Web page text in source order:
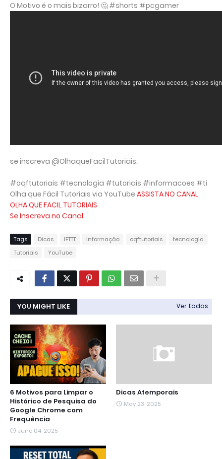
O Motivo é o mais bizarro! 🤔 #shorts #pcgamer
se inscreva @OlhaqueFacilTutoriais.
#oqftutoriais #tecnologia #tutoriais #informacoes #ti
Olha que Fácil Tutoriais via YouTube ASSISTA NO CANAL
OLHA QUE FACIL TUTORIAIS
Se Inscreva no Canal
Tags Dicas IFTTT informação oqftutoriais
tecnologia
Tutoriais
YouTube
YOU MIGHT LIKE Ver todos
6 Motivos para Limpar o
Histórico de Pesquisa do
Google Chrome com
Frequência
June 04, 2025
Dicas Atemporais
May 23, 2025